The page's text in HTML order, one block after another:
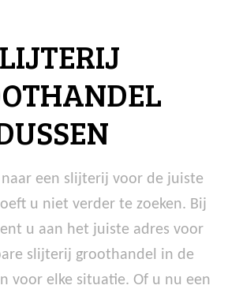
een slijterij voor de juiste
u niet verder te zoeken. Bij
u aan het juiste adres voor
slijterij groothandel in de
voor elke situatie. Of u nu een